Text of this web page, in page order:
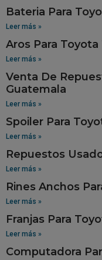
Bateria Para
Leer más »
Aros Para
Leer más »
Venta De
Guatemala
Leer más »
Spoiler Para
Leer más »
Repuestos
Leer más »
Rines Anchos
Leer más »
Franjas Para
Leer más »
Computadora